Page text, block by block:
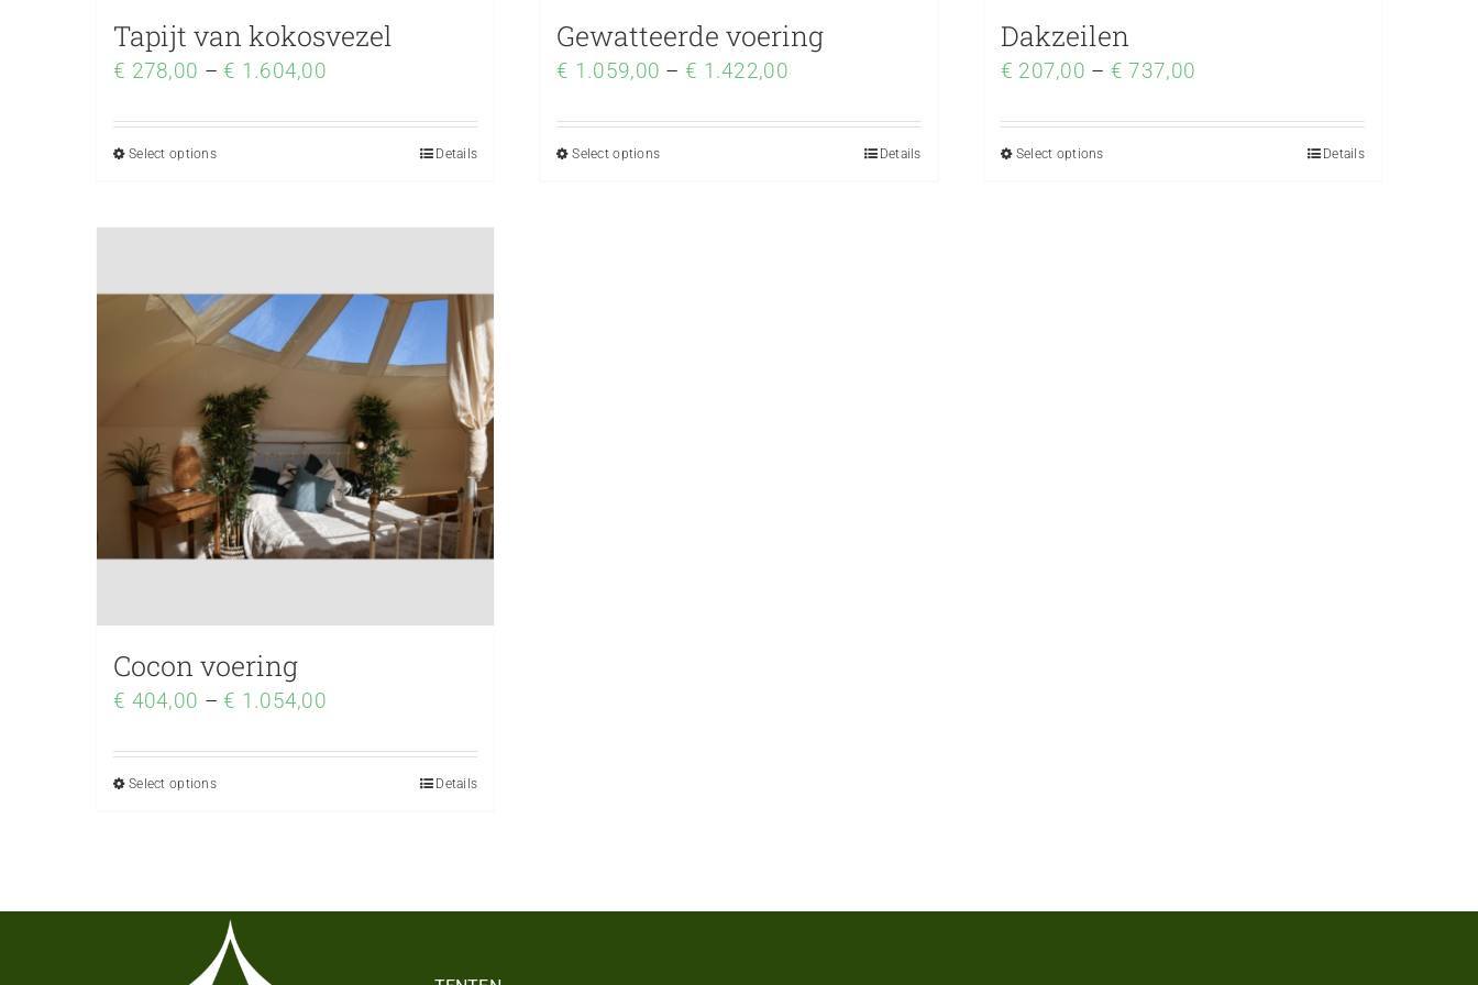
Tapijt van kokosvezel
€ 278,00 –€ 1.604,00
Select options Details
Gewatteerde voering
€ 1.059,00 –€ 1.422,00
Select options Details
Dakzeilen
€ 207,00 – € 737,00
Select options Details
Cocon voering
€ 404,00 –€ 1.054,00
Select options Details